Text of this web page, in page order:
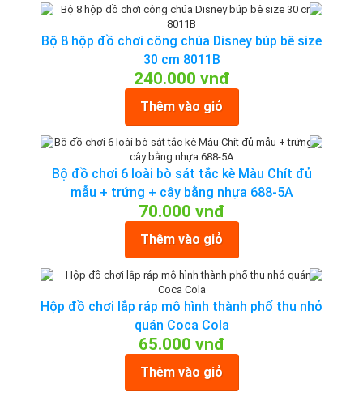
Bộ 8 hộp đồ chơi công chúa Disney búp bê size
30 cm 8011B
240.000 vnđ
Thêm vào giỏ
Bộ đồ chơi 6 loài bò sát tắc kè Màu Chít đủ
mẫu + trứng + cây bằng nhựa 688-5A
70.000 vnđ
Thêm vào giỏ
Hộp đồ chơi lắp ráp mô hình thành phố thu nhỏ
quán Coca Cola
65.000 vnđ
Thêm vào giỏ